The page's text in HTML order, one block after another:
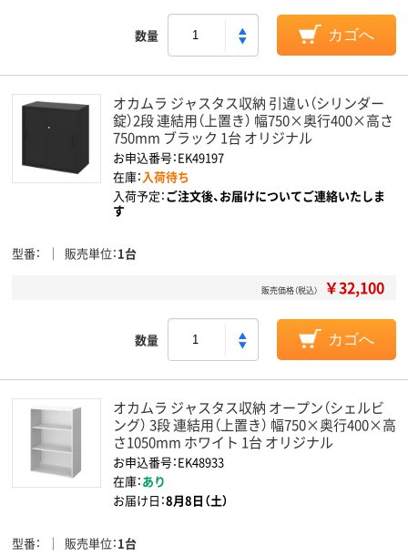
数量 カゴへ
オカムラ ジャスタス収納 引違い（シリンダー
錠）2段 連結用（上置き） 幅750×奥行400×高さ
750mm ブラック 1台 オリジナル
お申込番号：EK49197
在庫：入荷待ち
入荷予定：ご注文後、お届けについてご連絡いたしま
す
型番 販売単位 1台
販売価格（税込） ￥32,100
数量 カゴへ
オカムラ ジャスタス収納 オープン（シェルビ
ング） 3段 連結用（上置き） 幅750×奥行400×高
さ1050mm ホワイト 1台 オリジナル
お申込番号：EK48933
在庫：あり
お届け日：8月8日（土）
型番 販売単位 1台